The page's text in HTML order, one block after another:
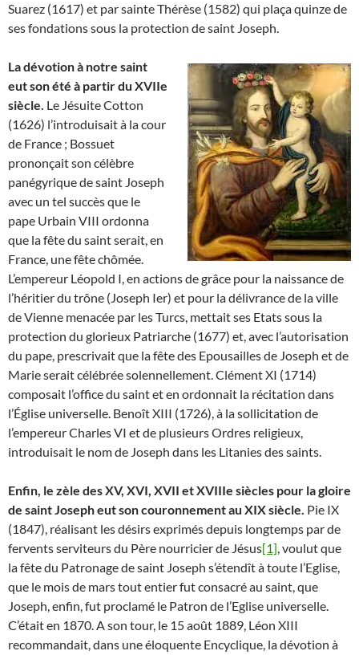
Suarez (1617) et par sainte Thérèse (1582) qui plaça quinze de
ses fondations sous la protection de saint Joseph.
La dévotion à notre saint
eut son été à partir du XVIIe
siècle. Le Jésuite Cotton
(1626) l’introduisait à la cour
de France ; Bossuet
prononçait son célèbre
panégyrique de saint Joseph
avec un tel succès que le
pape Urbain VIII ordonna
que la fête du saint serait, en
France, une fête chômée.
L’empereur Léopold I, en actions de grâce pour la naissance de
l’héritier du trône (Joseph Ier) et pour la délivrance de la ville
de Vienne menacée par les Turcs, mettait ses Etats sous la
protection du glorieux Patriarche (1677) et, avec l’autorisation
du pape, prescrivait que la fête des Epousailles de Joseph et de
Marie serait célébrée solennellement. Clément XI (1714)
composait l’office du saint et en ordonnait la récitation dans
l’Église universelle. Benoît XIII (1726), à la sollicitation de
l’empereur Charles VI et de plusieurs Ordres religieux,
introduisait le nom de Joseph dans les Litanies des saints.
Enfin, le zèle des XV, XVI, XVII et XVIIIe siècles pour la gloire
de saint Joseph eut son couronnement au XIX siècle. Pie IX
(1847), réalisant les désirs exprimés depuis longtemps par de
fervents serviteurs du Père nourricier de Jésus[1], voulut que
la fête du Patronage de saint Joseph s’étendît à toute l’Eglise,
que le mois de mars tout entier fut consacré au saint, que
Joseph, enfin, fut proclamé le Patron de l’Eglise universelle.
C’était en 1870. A son tour, le 15 août 1889, Léon XIII
recommandait, dans une éloquente Encyclique, la dévotion à